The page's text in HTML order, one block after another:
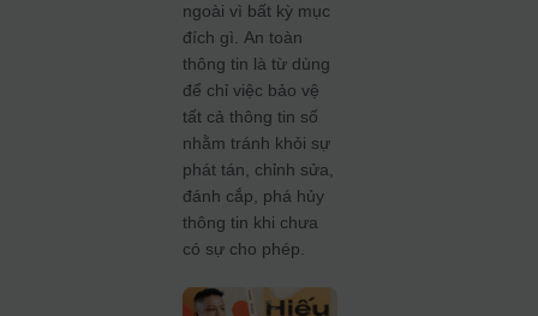
ngoài vì bất kỳ mục
đích gì. An toàn
thông tin là từ dùng
để chỉ việc bảo vệ
tất cả thông tin số
nhằm tránh khỏi sự
phát tán, chỉnh sửa,
đánh cắp, phá hủy
thông tin khi chưa
có sự cho phép.